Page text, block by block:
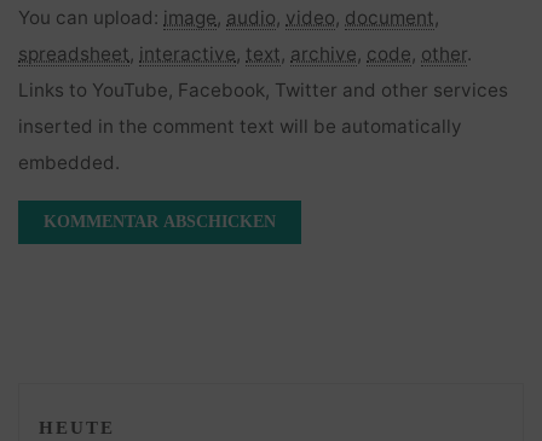
You can upload: image, audio, video, document,
spreadsheet, interactive, text, archive, code, other.
Links to YouTube, Facebook, Twitter and other services
inserted in the comment text will be automatically
embedded.
HEUTE